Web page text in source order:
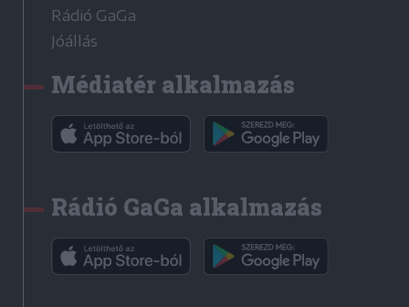
Rádió GaGa
Jóállás
Médiatér alkalmazás
Rádió GaGa alkalmazás